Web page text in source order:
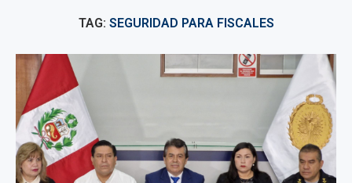
TAG: SEGURIDAD PARA FISCALES